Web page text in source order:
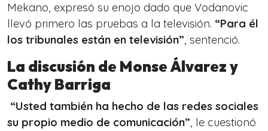
Mekano, expresó su enojo dado que Vodanovic
llevó primero las pruebas a la televisión. “Para él
los tribunales están en televisión”, sentenció.
La discusión de Monse Álvarez y
Cathy Barriga
“Usted también ha hecho de las redes sociales
su propio medio de comunicación”, le cuestionó